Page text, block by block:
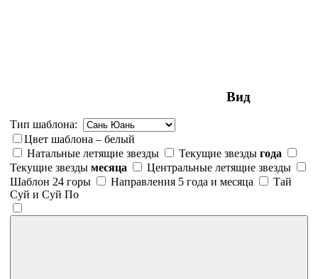
Вид
Тип шаблона:
Цвет шаблона – белый
Натальные летящие звезды
Текущие звезды года
Текущие звезды месяца
Центральные летящие звезды
Шаблон 24 горы
Направления 5 года и месяца
Тай
Суй и Суй По